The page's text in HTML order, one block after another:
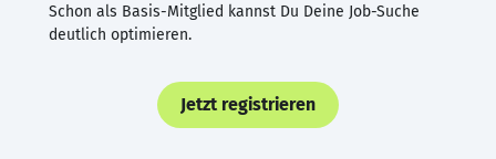
Schon als Basis-Mitglied kannst Du Deine Job-Suche
deutlich optimieren.
Jetzt registrieren